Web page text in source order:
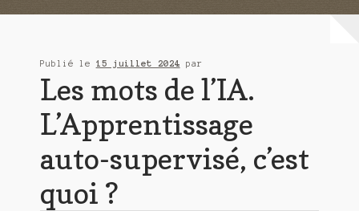
Publié le 15 juillet 2024 par
Les mots de l’IA.
L’Apprentissage
auto-supervisé, c’est
quoi ?